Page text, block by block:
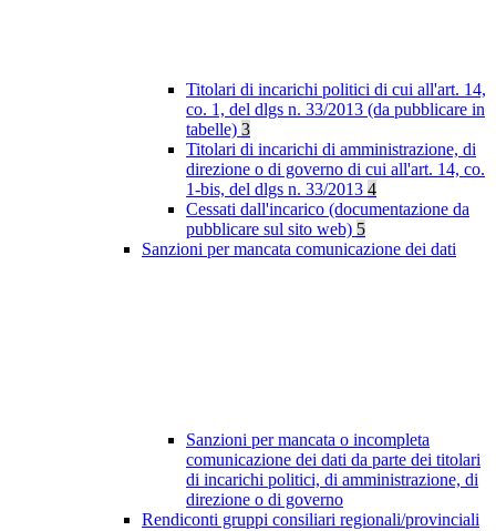
Titolari di incarichi politici di cui all'art. 14,
co. 1, del dlgs n. 33/2013 (da pubblicare in
tabelle) 3
Titolari di incarichi di amministrazione, di
direzione o di governo di cui all'art. 14, co.
1-bis, del dlgs n. 33/2013 4
Cessati dall'incarico (documentazione da
pubblicare sul sito web) 5
Sanzioni per mancata comunicazione dei dati
Sanzioni per mancata o incompleta
comunicazione dei dati da parte dei titolari
di incarichi politici, di amministrazione, di
direzione o di governo
Rendiconti gruppi consiliari regionali/provinciali